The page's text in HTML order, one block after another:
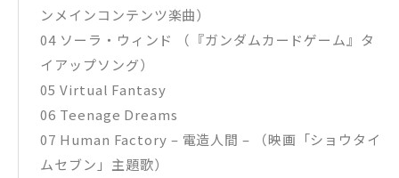
ンメインコンテンツ楽曲）
04 ソーラ・ウィンド （『ガンダムカードゲーム』タ
イアップソング）
05 Virtual Fantasy
06 Teenage Dreams
07 Human Factory – 電造人間 – （映画「ショウタイ
ムセブン」主題歌）